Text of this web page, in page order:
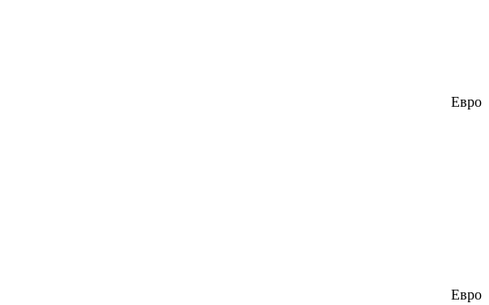
Евро
Евро